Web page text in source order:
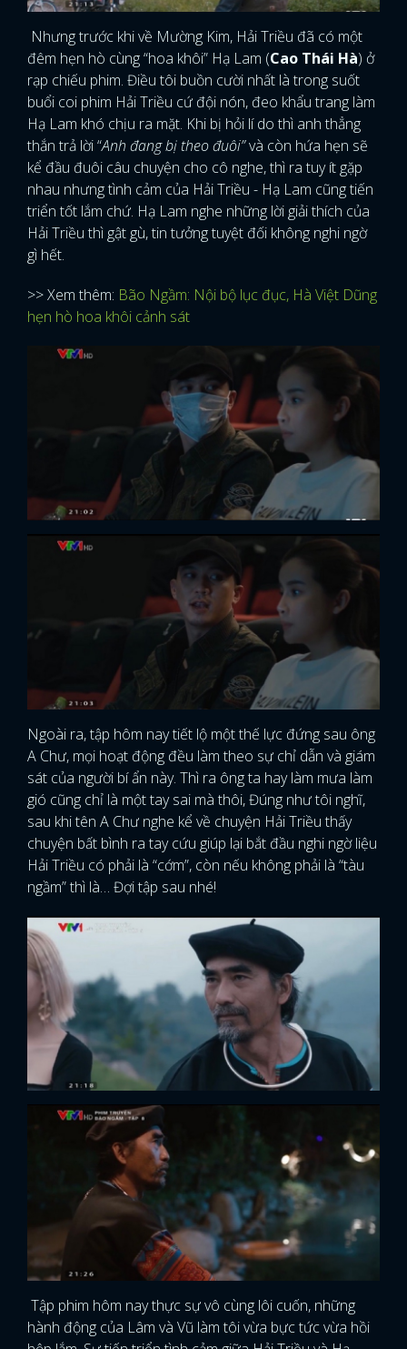
Nhưng trước khi về Mường Kim, Hải Triều đã có một
đêm hẹn hò cùng “hoa khôi” Hạ Lam (Cao Thái Hà) ở
rạp chiếu phim. Điều tôi buồn cười nhất là trong suốt
buổi coi phim Hải Triều cứ đội nón, đeo khẩu trang làm
Hạ Lam khó chịu ra mặt. Khi bị hỏi lí do thì anh thẳng
thắn trả lời “Anh đang bị theo đuôi”và còn hứa hẹn sẽ
kể đầu đuôi câu chuyện cho cô nghe, thì ra tuy ít gặp
nhau nhưng tình cảm của Hải Triều - Hạ Lam cũng tiến
triển tốt lắm chứ. Hạ Lam nghe những lời giải thích của
Hải Triều thì gật gù, tin tưởng tuyệt đối không nghi ngờ
gì hết.
>> Xem thêm: Bão Ngầm: Nội bộ lục đục, Hà Việt Dũng
hẹn hò hoa khôi cảnh sát
Ngoài ra, tập hôm nay tiết lộ một thế lực đứng sau ông
A Chư, mọi hoạt động đều làm theo sự chỉ dẫn và giám
sát của người bí ẩn này. Thì ra ông ta hay làm mưa làm
gió cũng chỉ là một tay sai mà thôi, Đúng như tôi nghĩ,
sau khi tên A Chư nghe kể về chuyện Hải Triều thấy
chuyện bất bình ra tay cứu giúp lại bắt đầu nghi ngờ liệu
Hải Triều có phải là “cớm”, còn nếu không phải là “tàu
ngầm” thì là… Đợi tập sau nhé!
Tập phim hôm nay thực sự vô cùng lôi cuốn, những
hành động của Lâm và Vũ làm tôi vừa bực tức vừa hồi